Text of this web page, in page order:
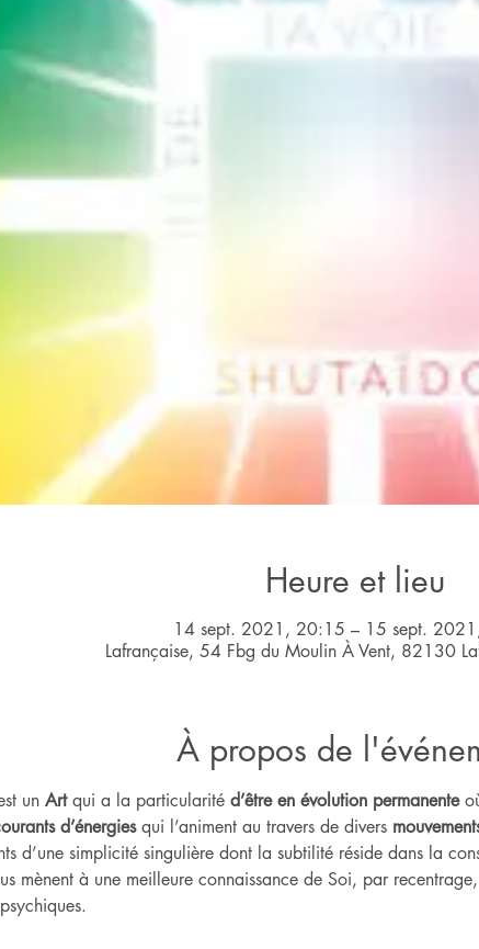
Heure et lieu
14 sept. 2021, 20:15 – 15 sept.
Lafrançaise, 54 Fbg du Moulin À Vent, 82130
À propos de
un Art qui a la particularité d’être en évolution permanente
d’énergies qui l’animent au travers de divers
d’une simplicité singulière dont la subtilité réside dans la
mènent à une meilleure connaissance de Soi, par